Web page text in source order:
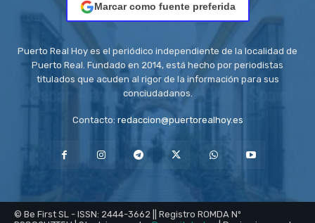
Marcar como fuente preferida
Puerto Real Hoy es el periódico independiente de la localidad de
Puerto Real. Fundado en 2014, está hecho por periodistas
titulados que acuden al rigor de la información para sus
conciudadanos.
Contacto: redaccion@puertorealhoy.es
© Be First SL - ISSN: 2444-3662 || Registro ROMDA Nº